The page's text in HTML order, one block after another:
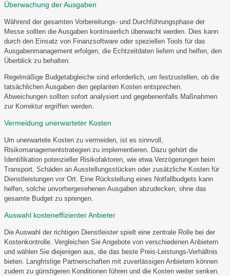
Überwachung der Ausgaben
Während der gesamten Vorbereitungs- und Durchführungsphase der
Messe sollten die Ausgaben kontinuierlich überwacht werden. Dies kann
durch den Einsatz von Finanzsoftware oder speziellen Tools für das
Ausgabenmanagement erfolgen, die Echtzeitdaten liefern und helfen, den
Überblick zu behalten.
Regelmäßige Budgetabgleiche sind erforderlich, um festzustellen, ob die
tatsächlichen Ausgaben den geplanten Kosten entsprechen.
Abweichungen sollten sofort analysiert und gegebenenfalls Maßnahmen
zur Korrektur ergriffen werden.
Vermeidung unerwarteter Kosten
Um unerwartete Kosten zu vermeiden, ist es sinnvoll,
Risikomanagementstrategien zu implementieren. Dazu gehört die
Identifikation potenzieller Risikofaktoren, wie etwa Verzögerungen beim
Transport, Schäden an Ausstellungsstücken oder zusätzliche Kosten für
Dienstleistungen vor Ort. Eine Rückstellung eines Notfallbudgets kann
helfen, solche unvorhergesehenen Ausgaben abzudecken, ohne das
gesamte Budget zu sprengen.
Auswahl kosteneffizienter Anbieter
Die Auswahl der richtigen Dienstleister spielt eine zentrale Rolle bei der
Kostenkontrolle. Vergleichen Sie Angebote von verschiedenen Anbietern
und wählen Sie diejenigen aus, die das beste Preis-Leistungs-Verhältnis
bieten. Langfristige Partnerschaften mit zuverlässigen Anbietern können
zudem zu günstigeren Konditionen führen und die Kosten weiter senken.